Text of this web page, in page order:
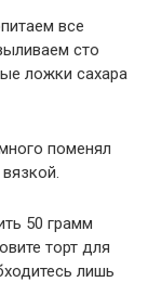
все
сто
ложки сахара
поменял
50 грамм
торт для
лишь